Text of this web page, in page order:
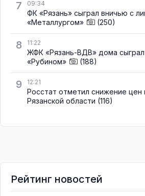
7 09:34
ФК «Рязань» сыграл вничью с
«Металлургом»
(250)
8 11:22
ЖФК «Рязань-ВДВ» дома
«Рубином»
(188)
9 12:21
Росстат отметил снижение цен
Рязанской области (116)
Рейтинг новостей